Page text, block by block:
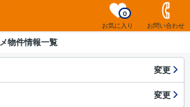
お気に入り
0
お問い合わせ
物件情報一覧
変更
変更